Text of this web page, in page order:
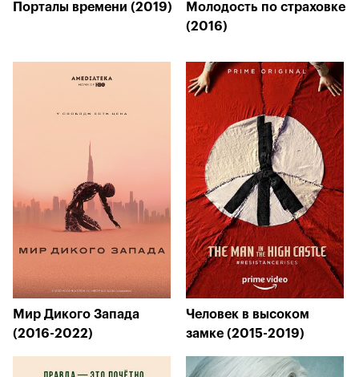
Порталы времени (2019)
Молодость по страховке
(2016)
Мир Дикого Запада
(2016-2022)
Человек в высоком
замке (2015-2019)